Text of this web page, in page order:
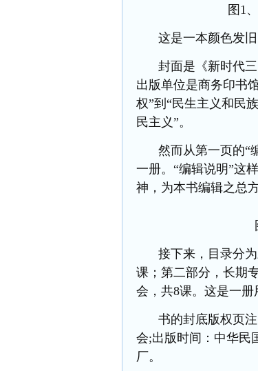
图 1
这是一本颜色发
封面是《新时代
出版单位是商务印书
权”到 “民生主义和民
民主义”。
然而从第一页的“
一册。 “编辑说明”这
神，为本书编辑之总方
接下来，目录分
课；第二部分，长期
会，共8课。这是一册
书的封底版权页
会;出版时间：中华民
厂。